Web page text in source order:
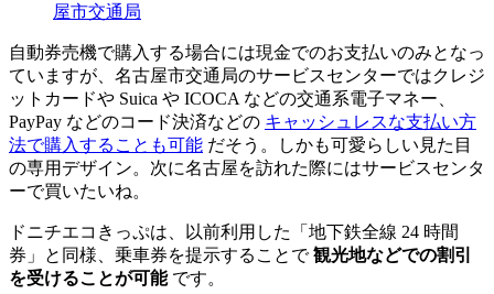
屋市交通局
自動券売機で購入する場合には現金でのお支払いのみとなっ
ていますが、名古屋市交通局のサービスセンターではクレジ
ットカードや Suica や ICOCA などの交通系電子マネー、
PayPay などのコード決済などの キャッシュレスな支払い方
法で購入することも可能 だそう。しかも可愛らしい見た目
の専用デザイン。次に名古屋を訪れた際にはサービスセンタ
ーで買いたいね。
ドニチエコきっぷは、以前利用した「地下鉄全線 24 時間
券」と同様、乗車券を提示することで観光地などでの割引
を受けることが可能です。